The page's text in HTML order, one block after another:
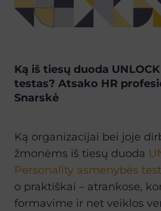
Ką iš tiesų duoda
testas? Atsako HR
Snarskė
Ką organizacijai bei joje
žmonėms iš tiesų duoda
Personality asmenybės
o praktiškai – atrankose,
formavime ir net veiklos